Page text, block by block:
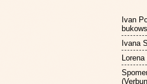
Ivan
Ivana